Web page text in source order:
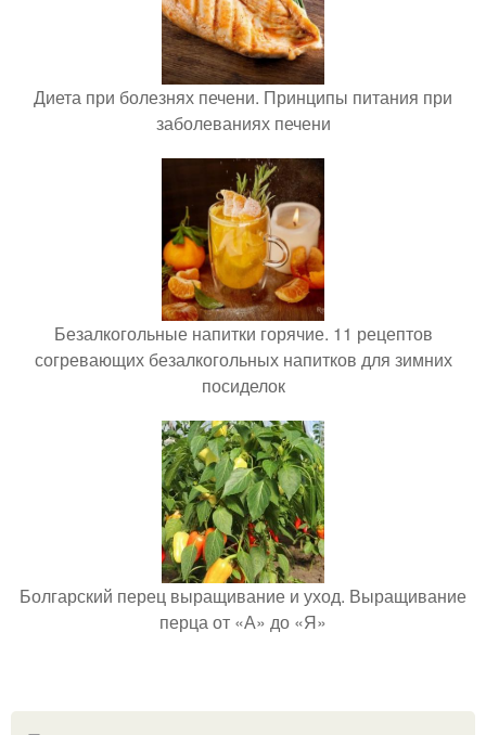
Диета при болезнях печени. Принципы питания при
заболеваниях печени
Безалкогольные напитки горячие. 11 рецептов
согревающих безалкогольных напитков для зимних
посиделок
Болгарский перец выращивание и уход. Выращивание
перца от «А» до «Я»